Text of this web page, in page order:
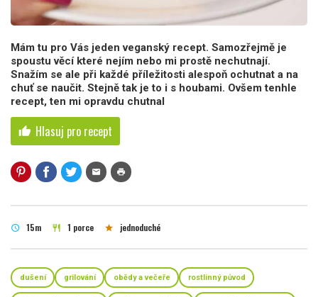
Mám tu pro Vás jeden veganský recept. Samozřejmě je
spoustu věcí které nejím nebo mi prostě nechutnají.
Snažím se ale při každé příležitosti alespoň ochutnat a na
chuť se naučit. Stejně tak je to i s houbami. Ovšem tenhle
recept, ten mi opravdu chutnal
thumb_up Hlasuj pro recept
mail print
schedule 15m restaurant 1 porce star jednoduché
dušení grilování obědy a večeře rostlinný původ